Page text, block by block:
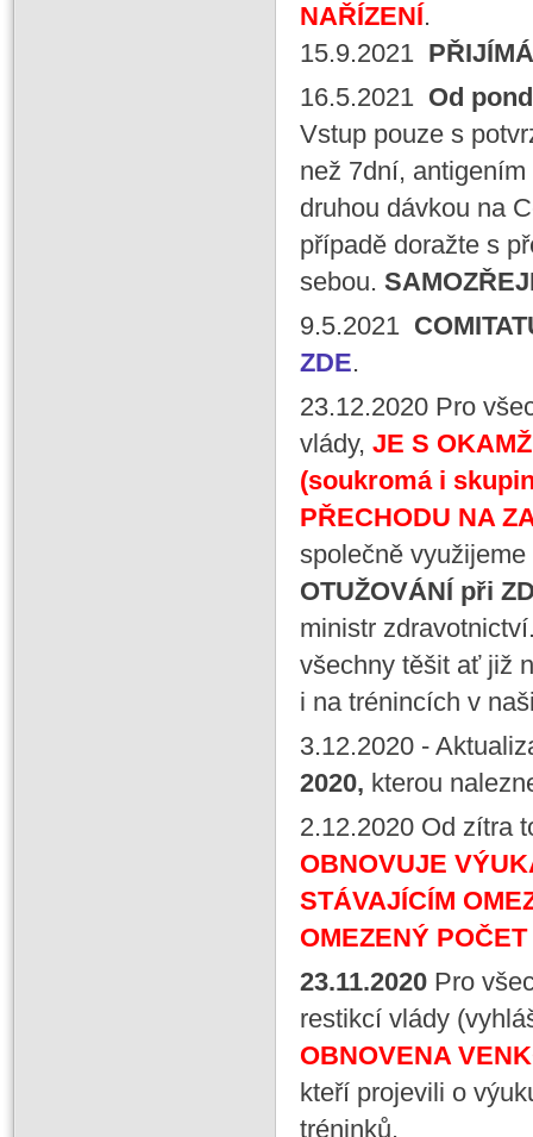
NAŘÍZENÍ.
15.9.2021
16.5.2021 Od
Vstup pouze s
než 7dní,
druhou dávkou na
případě doražte s
sebou.
9.5.2021
ZDE.
23.12.2020 Pro
vlády, JE S
(soukromá i
PŘECHODU NA
společně
OTUŽOVÁNÍ při
ministr
všechny těšit ať již
i na trénincích v
3.12.2020 -
2020, kterou
2.12.2020 Od zítra
OBNOVUJE
STÁVAJÍCÍM
OMEZENÝ
23.11.2020 Pro
restikcí vlády
OBNOVENA
kteří projevili o
tréninků.